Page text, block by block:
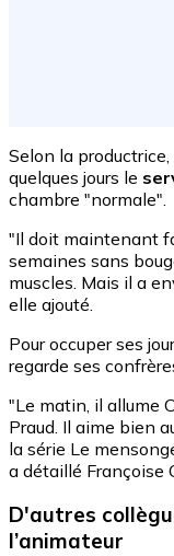
Selon la
quelques jours le
chambre "normale".
"Il doit maintenant
semaines sans
muscles. Mais il a
elle ajouté.
Pour occuper ses
regarde ses
"Le matin, il allume
Praud. Il aime bien
la série Le
a détaillé Françoise
D'autres
l’animateur